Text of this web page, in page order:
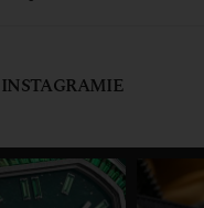
INSTAGRAMIE